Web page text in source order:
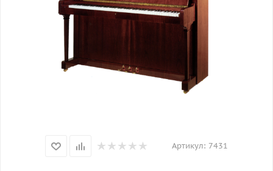
Артикул: 7431